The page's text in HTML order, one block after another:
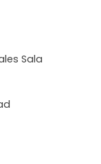
Sala